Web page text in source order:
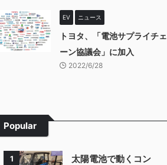
EV ニュース
トヨタ、「電池サプライチェ
ーン協議会」に加入
2022/6/28
Popular
1
太陽電池で動くコン